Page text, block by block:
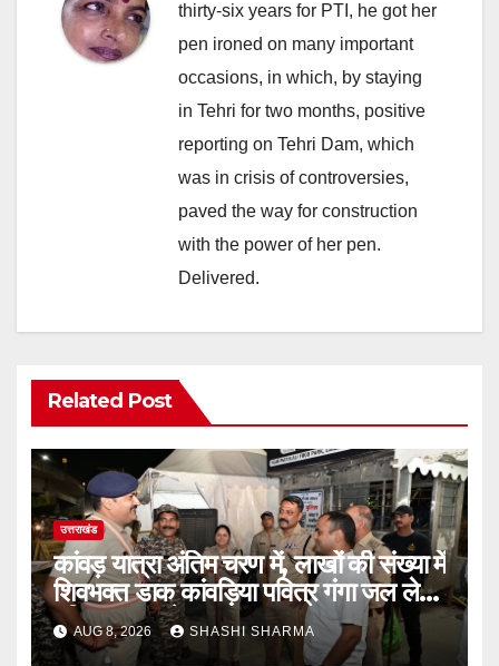
thirty-six years for PTI, he got her
pen ironed on many important
occasions, in which, by staying
in Tehri for two months, positive
reporting on Tehri Dam, which
was in crisis of controversies,
paved the way for construction
with the power of her pen.
Delivered.
Related Post
उत्तराखंड
कांवड़ यात्रा अंतिम चरण में, लाखों की संख्या में
शिवभक्त डाक कांवड़िया पवित्र गंगा जल लेने
हरिद्वार पहुंच रहे
AUG 8, 2026 SHASHI SHARMA